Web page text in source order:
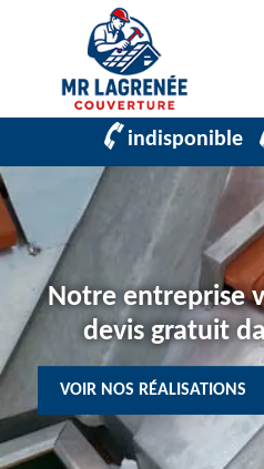
indisponible
Notre entreprise
devis gratuit
VOIR NOS RÉALISATIONS